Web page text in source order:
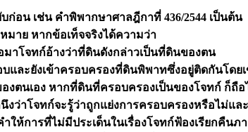
น เช่น คำพิพากษาศาลฎีกาที่ 436/2544 เป็นต้น
มาย หากข้อเท็จจริงได้ความว่า
าโจทก์อ้างว่าที่ดินดังกล่าวเป็นที่ดินของตน
ละยังเข้าครอบครองที่ดินพิพาทซึ่งอยู่ติดกันโดย
ตนเอง หากที่ดินที่ครอบครองเป็นของโจทก์ ก็ถื
ว่าโจทก์จะรู้ว่าถูกแย่งการครอบครองหรือไม่แล
ำให้การที่ไม่มีประเด็นในเรื่องโจทก์ฟ้องเรียกคื